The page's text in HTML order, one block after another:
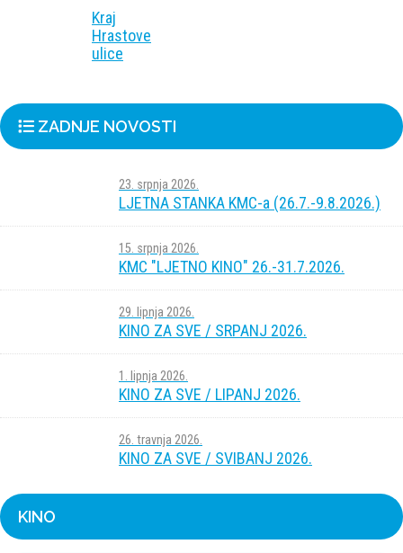
Kraj
Hrastove
ulice
ZADNJE NOVOSTI
23. srpnja 2026.
LJETNA STANKA KMC-a (26.7.-9.8.2026.)
15. srpnja 2026.
KMC "LJETNO KINO" 26.-31.7.2026.
29. lipnja 2026.
KINO ZA SVE / SRPANJ 2026.
1. lipnja 2026.
KINO ZA SVE / LIPANJ 2026.
26. travnja 2026.
KINO ZA SVE / SVIBANJ 2026.
KINO